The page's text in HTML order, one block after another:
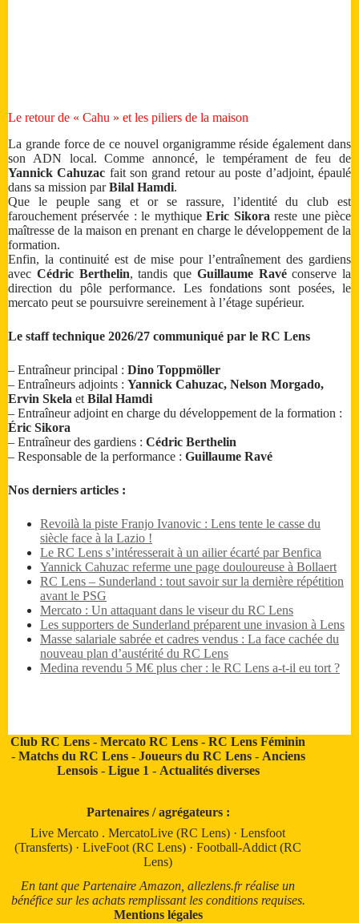
Le retour de « Cahu » et les piliers de la maison
La grande force de ce nouvel organigramme réside également dans
son ADN local. Comme annoncé, le tempérament de feu de
Yannick Cahuzac fait son grand retour au poste d’adjoint, épaulé
dans sa mission parBilal Hamdi.
Que le peuple sang et or se rassure, l’identité du club est
farouchement préservée : le mythiqueEric Sikora reste une pièce
maîtresse de la maison en prenant en charge le développement de la
formation.
Enfin, la continuité est de mise pour l’entraînement des gardiens
avec Cédric Berthelin, tandis que Guillaume Ravéconserve la
direction du pôle performance. Les fondations sont posées, le
mercato peut se poursuivre sereinement à l’étage supérieur.
Le staff technique 2026/27 communiqué par le RC Lens
– Entraîneur principal : Dino Toppmöller
– Entraîneurs adjoints : Yannick Cahuzac, Nelson Morgado,
Ervin Skela et Bilal Hamdi
– Entraîneur adjoint en charge du développement de la formation :
Éric Sikora
– Entraîneur des gardiens : Cédric Berthelin
– Responsable de la performance : Guillaume Ravé
Nos derniers articles :
Revoilà la piste Franjo Ivanovic : Lens tente le casse du
siècle face à la Lazio !
Le RC Lens s’intéresserait à un ailier écarté par Benfica
Yannick Cahuzac referme une page douloureuse à Bollaert
RC Lens – Sunderland : tout savoir sur la dernière répétition
avant le PSG
Mercato : Un attaquant dans le viseur du RC Lens
Les supporters de Sunderland préparent une invasion à Lens
Masse salariale sabrée et cadres vendus : La face cachée du
nouveau plan d’austérité du RC Lens
Medina revendu 5 M€ plus cher : le RC Lens a-t-il eu tort ?
Club RC Lens -Mercato RC Lens -RC Lens Féminin
- Matchs du RC Lens- Joueurs du RC Lens- Anciens
Lensois- Ligue 1 - Actualités diverses
Partenaires / agrégateurs :
Live Mercato .MercatoLive (RC Lens) ·Lensfoot
(Transferts) ·LiveFoot (RC Lens) ·Football-Addict (RC
Lens)
En tant que Partenaire Amazon, allezlens.fr réalise un
bénéfice sur les achats remplissant les conditions requises.
Mentions légales